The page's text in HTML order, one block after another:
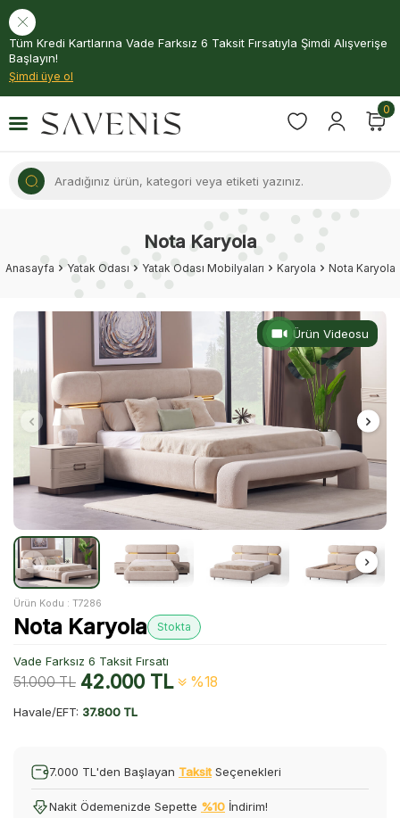
Tüm Kredi Kartlarına Vade Farksız 6 Taksit Fırsatıyla Şimdi Alışverişe
Başlayın!
Şimdi üye ol
0
Nota Karyola
Anasayfa Yatak Odası Yatak Odası Mobilyaları Karyola Nota Karyola
Ürün Videosu
Ürün Kodu : T7286
Nota Karyola Stokta
Vade Farksız 6 Taksit Fırsatı
51.000TL 42.000TL %18
Havale/EFT: 37.800 TL
7.000 TL'den Başlayan Taksit Seçenekleri
Nakit Ödemenizde Sepette %10 İndirim!